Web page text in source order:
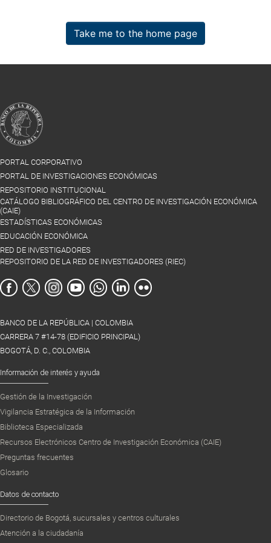
Take me to the home page
PORTAL CORPORATIVO
PORTAL DE INVESTIGACIONES ECONÓMICAS
REPOSITORIO INSTITUCIONAL
CATÁLOGO BIBLIOGRÁFICO DEL CENTRO DE INVESTIGACIÓN ECONÓMICA
(CAIE)
ESTADÍSTICAS ECONÓMICAS
EDUCACIÓN ECONÓMICA
RED DE INVESTIGADORES
REPOSITORIO DE LA RED DE INVESTIGADORES (RIEC)
BANCO DE LA REPÚBLICA | COLOMBIA
CARRERA 7 #14-78 (EDIFICIO PRINCIPAL)
BOGOTÁ, D. C., COLOMBIA
Información de interés y ayuda
Gestión de la Investigación
Vigilancia Estratégica de la Información
Biblioteca Especializada
Recursos Electrónicos Centro de Investigación Económica (CAIE)
Preguntas frecuentes
Glosario
Datos de contacto
Directorio de Bogotá, sucursales y centros culturales
Atención a la ciudadanía